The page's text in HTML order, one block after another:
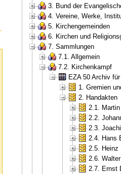
3. Bund der
4. Vereine, Werke,
5. Kirchengemeinden
6. Kirchen und
7. Sammlungen
7.1. Allgemein
7.2. Kirchenkampf
EZA 50 Archiv
1. Gremien
2. Handakten
2.1.
2.2.
2.3.
2.4. Hans
2.5. Heinz
2.6.
2.7. Ernst